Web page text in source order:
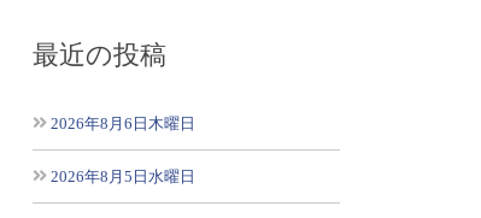
最近の投稿
2026年8月6日木曜日
2026年8月5日水曜日